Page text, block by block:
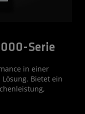
Serie
in einer
Bietet ein